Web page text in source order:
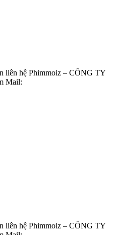
liên hệ Phimmoiz – CÔNG TY
Mail:
liên hệ Phimmoiz – CÔNG TY